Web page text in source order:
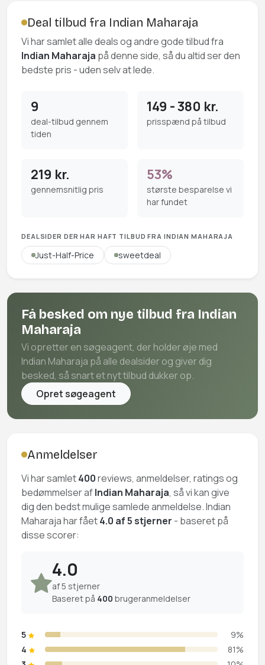
Deal tilbud fra Indian Maharaja
Vi har samlet alle deals og andre gode tilbud fra
Indian Maharaja på denne side, så du altid ser den
bedste pris - uden selv at lede.
9
deal-tilbud gennem
tiden
149 - 380 kr.
prisspænd på tilbud
219 kr.
gennemsnitlig pris
53%
største besparelse vi
har fundet
DEALSIDER DER HAR HAFT TILBUD FRA INDIAN MAHARAJA
Just-Half-Price sweetdeal
Få besked om nye tilbud fra Indian
Maharaja
Vi opretter en søgeagent, der holder øje med
Indian Maharaja på alle dealsider og giver dig
besked, så snart et nyt tilbud dukker op.
Opret søgeagent
Anmeldelser
Vi har samlet400reviews, anmeldelser, ratings og
bedømmelser afIndian Maharaja, så vi kan give
dig den bedst mulige samlede anmeldelse. Indian
Maharaja har fået4.0 af 5 stjerner - baseret på
disse scorer:
4.0
af 5 stjerner
Baseret på 400 brugeranmeldelser
5
9%
4
81%